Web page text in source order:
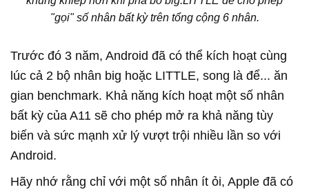
"gọi" số nhân bất kỳ trên tổng cộng 6 nhân.
Trước đó 3 năm, Android đã có thể kích hoạt cùng
lúc cả 2 bộ nhân big hoặc LITTLE, song là để... ăn
gian benchmark. Khả năng kích hoạt một số nhân
bất kỳ của A11 sẽ cho phép mở ra khả năng tùy
biến và sức mạnh xử lý vượt trội nhiều lần so với
Android.
Hãy nhớ rằng chỉ với một số nhân ít ỏi, Apple đã có